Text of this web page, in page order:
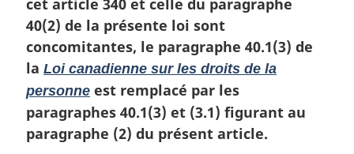
40(2) de la présente loi sont
concomitantes, le paragraphe 40.1(3) de
la Loi canadienne sur les droits de la
personne est remplacé par les
paragraphes 40.1(3) et (3.1) figurant au
paragraphe (2) du présent article.